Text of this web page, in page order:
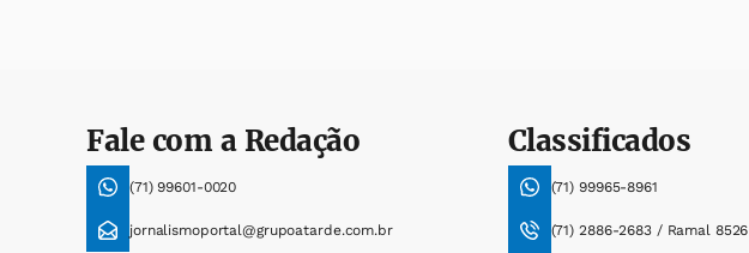
Fale com a Redação
(71) 99601-0020
jornalismoportal@grupoatarde.com.br
Classificados
(71) 99965-8961
(71) 2886-2683 / Ramal 8526